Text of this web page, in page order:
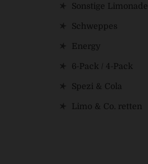
Sonstige Limonade
Schweppes
Energy
6-Pack / 4-Pack
Spezi & Cola
Limo & Co. retten